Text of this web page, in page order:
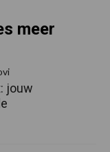
meer
jouw